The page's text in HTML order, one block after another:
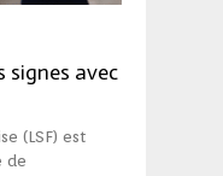
signes avec
(LSF) est
de